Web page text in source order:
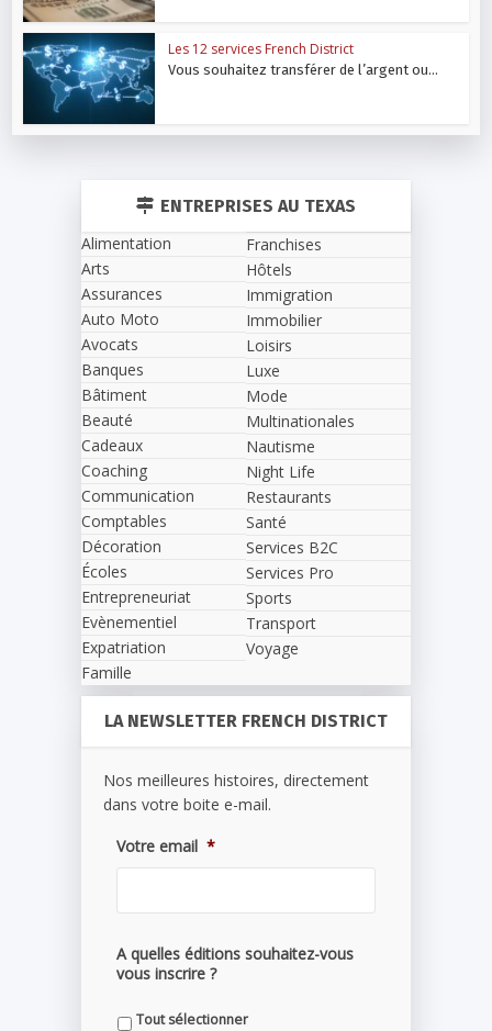
Les 12 services French District
Vous souhaitez transférer de l’argent ou...
ENTREPRISES AU TEXAS
Alimentation
Arts
Assurances
Auto Moto
Avocats
Banques
Bâtiment
Beauté
Cadeaux
Coaching
Communication
Comptables
Décoration
Écoles
Entrepreneuriat
Evènementiel
Expatriation
Famille
Franchises
Hôtels
Immigration
Immobilier
Loisirs
Luxe
Mode
Multinationales
Nautisme
Night Life
Restaurants
Santé
Services B2C
Services Pro
Sports
Transport
Voyage
LA NEWSLETTER FRENCH DISTRICT
Nos meilleures histoires, directement
dans votre boite e-mail.
Votre email *
A quelles éditions souhaitez-vous
vous inscrire ?
Tout sélectionner